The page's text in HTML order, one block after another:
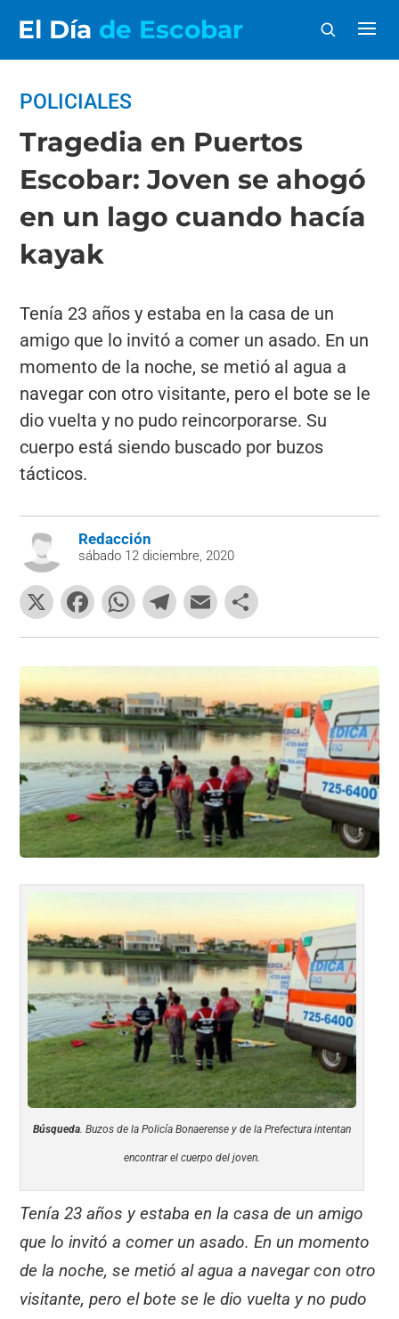
El Día de Escobar
POLICIALES
Tragedia en Puertos
Escobar: Joven se ahogó
en un lago cuando hacía
kayak
Tenía 23 años y estaba en la casa de un
amigo que lo invitó a comer un asado. En un
momento de la noche, se metió al agua a
navegar con otro visitante, pero el bote se le
dio vuelta y no pudo reincorporarse. Su
cuerpo está siendo buscado por buzos
tácticos.
Redacción
sábado 12 diciembre, 2020
X
F
a
c
e
b
o
o
k
W
h
at
s
A
p
p
T
el
e
gr
a
m
E
m
ai
l
o
m
p
ar
tir
Búsqueda. Buzos de la Policía Bonaerense y de la Prefectura intentan
encontrar el cuerpo del joven.
Tenía 23 años y estaba en la casa de un amigo
que lo invitó a comer un asado. En un momento
de la noche, se metió al agua a navegar con otro
visitante, pero el bote se le dio vuelta y no pudo